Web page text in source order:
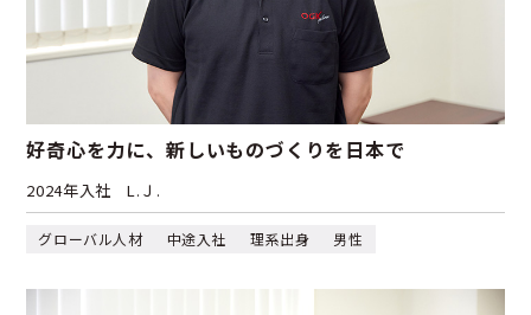
好奇心を力に、新しいものづくりを日本で
2024年入社 L.Ｊ.
グローバル人材 中途入社 理系出身 男性